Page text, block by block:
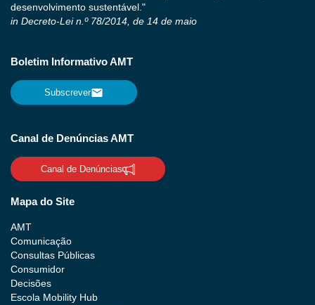
desenvolvimento sustentável."
in Decreto-Lei n.º 78/2014, de 14 de maio
Boletim Informativo AMT
Subscrever
Canal de Denúncias AMT
Canal de Denúncias
Mapa do Site
AMT
Comunicação
Consultas Públicas
Consumidor
Decisões
Escola Mobility Hub